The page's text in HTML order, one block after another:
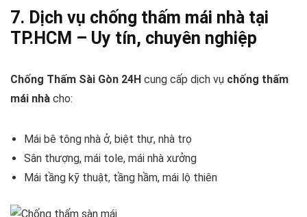
7. Dịch vụ chống thấm mái nhà tại
TP.HCM – Uy tín, chuyên nghiệp
Chống Thấm Sài Gòn 24H cung cấp dịch vụ chống thấm
mái nhà cho:
Mái bê tông nhà ở, biệt thự, nhà trọ
Sân thượng, mái tole, mái nhà xưởng
Mái tầng kỹ thuật, tầng hầm, mái lộ thiên